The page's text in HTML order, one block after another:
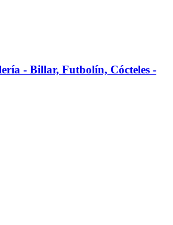
- Billar, Futbolín, Cócteles -